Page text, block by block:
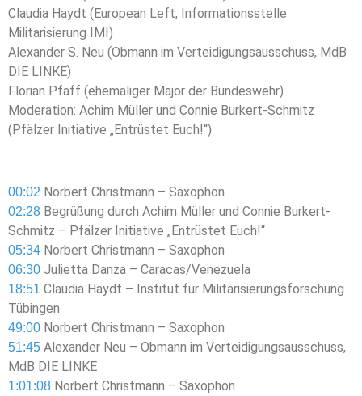
Claudia Haydt (European Left, Informationsstelle
Militarisierung IMI)
Alexander S. Neu (Obmann im Verteidigungsausschuss, MdB
DIE LINKE)
Florian Pfaff (ehemaliger Major der Bundeswehr)
Moderation: Achim Müller und Connie Burkert-Schmitz
(Pfälzer Initiative „Entrüstet Euch!“)
00:02 Norbert Christmann – Saxophon
02:28 Begrüßung durch Achim Müller und Connie Burkert-
Schmitz – Pfälzer Initiative „Entrüstet Euch!“
05:34 Norbert Christmann – Saxophon
06:30 Julietta Danza – Caracas/Venezuela
18:51 Claudia Haydt – Institut für Militarisierungsforschung
Tübingen
49:00 Norbert Christmann – Saxophon
51:45 Alexander Neu – Obmann im Verteidigungsausschuss,
MdB DIE LINKE
1:01:08 Norbert Christmann – Saxophon